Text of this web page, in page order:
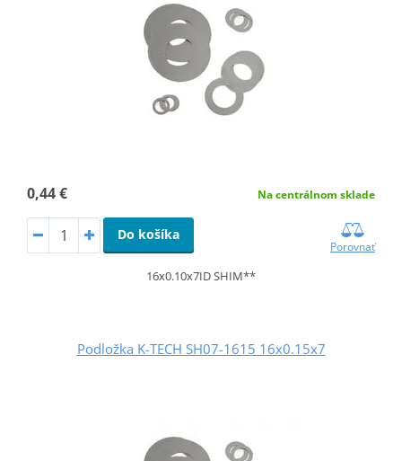
0,44 € Na centrálnom sklade
Do košíka
Porovnať
16x0.10x7ID SHIM**
Podložka K-TECH SH07-1615 16x0.15x7